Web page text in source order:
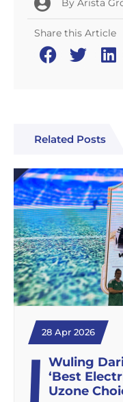
By Arista
Share this Article
Related Posts
28 Apr 2026
Wuling
‘Best
Uzone